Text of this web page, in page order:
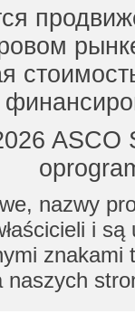
nazwy
i
znakami
naszych